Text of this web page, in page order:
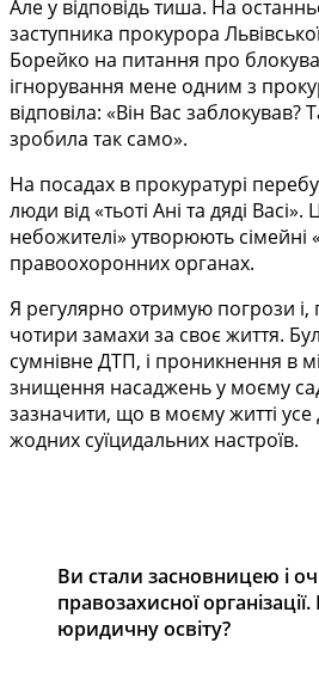
Але у відповідь тиша. На
заступника прокурора
Борейко на питання про
ігнорування мене одним з
відповіла: «Він Вас
зробила так само».
На посадах в прокуратурі
люди від «тьоті Ані та дяді Васі».
небожителі» утворюють сімейні
правоохоронних органах.
Я регулярно отримую погрози і,
чотири замахи за своє життя.
сумнівне ДТП, і проникнення в
знищення насаджень у моєму
зазначити, що в моєму житті
жодних суїцидальних настроїв.
Ви стали засновницею і
правозахисної
юридичну освіту?